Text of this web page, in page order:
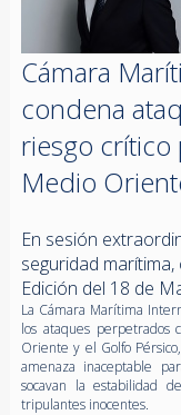
Cámara
condena
riesgo crítico
Medio
En sesión
seguridad
Edición del 18 de
La Cámara Marítima
los ataques perpetrados
Oriente y el Golfo
amenaza inaceptable
socavan la estabilidad
tripulantes inocentes.